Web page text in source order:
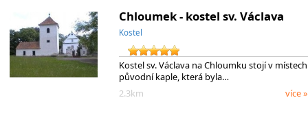
Chloumek - kostel sv. Václava
Kostel
Kostel sv. Václava na Chloumku stojí v místech
původní kaple, která byla…
2.3km
více »